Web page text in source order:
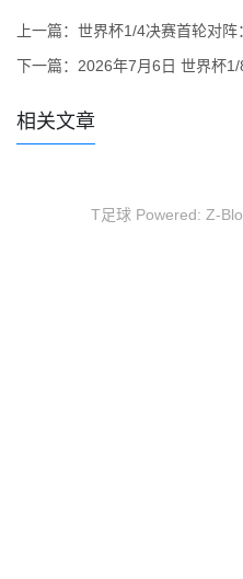
上一篇： 世界杯1/4决赛首轮对
下一篇： 2026年7月6日 世界杯
相关文章
T足球 Powered: Z-